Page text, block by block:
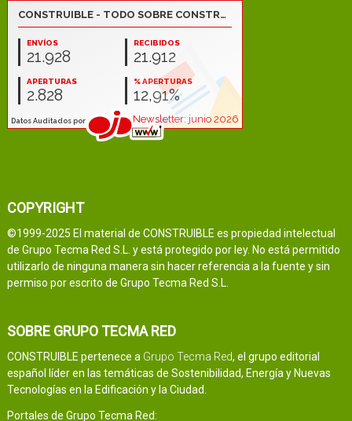
COPYRIGHT
©1999-2025 El material de CONSTRUIBLE es propiedad intelectual
de Grupo Tecma Red S.L. y está protegido por ley. No está permitido
utilizarlo de ninguna manera sin hacer referencia a la fuente y sin
permiso por escrito de Grupo Tecma Red S.L.
SOBRE GRUPO TECMA RED
CONSTRUIBLE pertenece a Grupo Tecma Red, el grupo editorial
español líder en las temáticas de Sostenibilidad, Energía y Nuevas
Tecnologías en la Edificación y la Ciudad.
Portales de Grupo Tecma Red: